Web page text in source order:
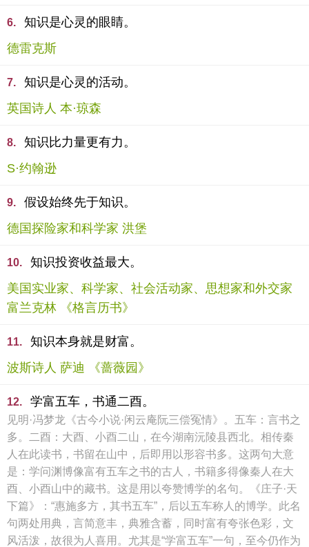
6.
知识是心灵的眼睛。
德雷克斯
7.
知识是心灵的活动。
英国诗人 本·琼森
8.
知识比力量更有力。
S·约翰逊
9.
假设始终先于知识。
德国探险家和科学家 洪堡
10.
知识投资收益最大。
美国实业家、科学家、社会活动家、思想家和外交家
富兰克林 《格言历书》
11.
知识本身就是财富。
波斯诗人 萨迪 《蔷薇园》
12. 学富五车，书通二酉。
见明·冯梦龙《古今小说·闲云庵阮三偿冤情》。五车：言书之
多。二酉：大酉、小酉二山，在今湖南沅陵县西北。相传秦
人在此读书，书留在山中，后即用以形容书多。这两句大意
是：学问渊博像富有五车之书的古人，书籍多得像秦人在大
酉、小酉山中的藏书。这是用以夸赞博学的名句。《庄子·天
下篇》：“惠施多方，其书五车”，后以五车称人的博学。此名
句两处用典，言简意丰，典雅含蓄，同时富有夸张色彩，文
风活泼，故很为人喜用。尤其是“学富五车”一句，至今仍作为